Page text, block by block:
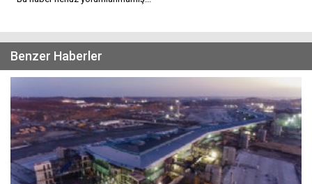
Benzer Haberler